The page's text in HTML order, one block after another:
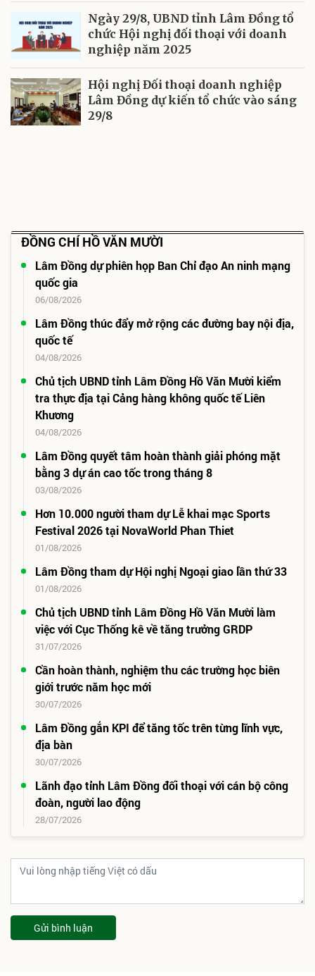
Ngày 29/8, UBND tỉnh Lâm Đồng tổ
chức Hội nghị đối thoại với doanh
nghiệp năm 2025
Hội nghị Đối thoại doanh nghiệp
Lâm Đồng dự kiến tổ chức vào sáng
29/8
ĐỒNG CHÍ HỒ VĂN MƯỜI
Lâm Đồng dự phiên họp Ban Chỉ đạo An ninh mạng
quốc gia
06/08/2026
Lâm Đồng thúc đẩy mở rộng các đường bay nội địa,
quốc tế
04/08/2026
Chủ tịch UBND tỉnh Lâm Đồng Hồ Văn Mười kiểm
tra thực địa tại Cảng hàng không quốc tế Liên
Khương
04/08/2026
Lâm Đồng quyết tâm hoàn thành giải phóng mặt
bằng 3 dự án cao tốc trong tháng 8
03/08/2026
Hơn 10.000 người tham dự Lễ khai mạc Sports
Festival 2026 tại NovaWorld Phan Thiet
01/08/2026
Lâm Đồng tham dự Hội nghị Ngoại giao lần thứ 33
01/08/2026
Chủ tịch UBND tỉnh Lâm Đồng Hồ Văn Mười làm
việc với Cục Thống kê về tăng trưởng GRDP
31/07/2026
Cần hoàn thành, nghiệm thu các trường học biên
giới trước năm học mới
30/07/2026
Lâm Đồng gắn KPI để tăng tốc trên từng lĩnh vực,
địa bàn
30/07/2026
Lãnh đạo tỉnh Lâm Đồng đối thoại với cán bộ công
đoàn, người lao động
28/07/2026
Gửi bình luận